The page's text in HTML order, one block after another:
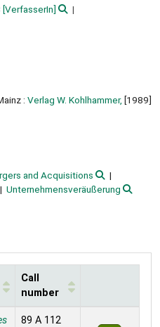
[VerfasserIn]
: Verlag W. Kohlhammer, [1989]
and Acquisitions
Unternehmensveräußerung
Call
number
89 A 112